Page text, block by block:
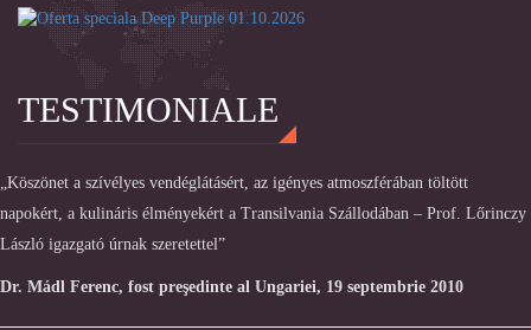
TESTIMONIALE
„Köszönet a szívélyes vendéglátásért, az igényes atmoszférában töltött
napokért, a kulináris élményekért a Transilvania Szállodában – Prof. Lőrinczy
László igazgató úrnak szeretettel”
Dr. Mádl Ferenc, fost preşedinte al Ungariei, 19 septembrie 2010